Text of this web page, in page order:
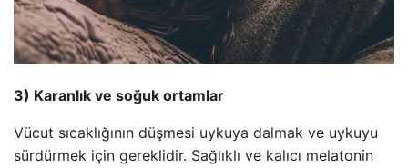
3) Karanlık ve soğuk ortamlar
Vücut sıcaklığının düşmesi uykuya dalmak ve uykuyu
sürdürmek için gereklidir. Sağlıklı ve kalıcı melatonin